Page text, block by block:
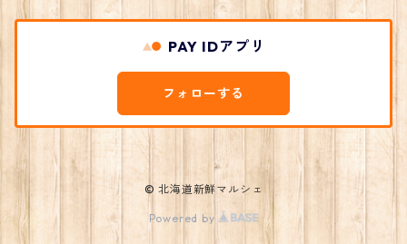
PAY IDアプリ
フォローする
© 北海道新鮮マルシェ
Powered by